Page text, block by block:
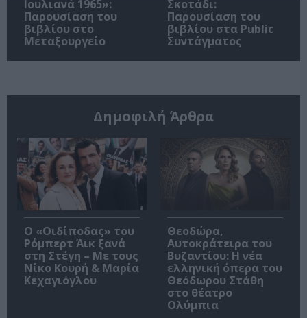
Ιουλιανά 1965»:
Παρουσίαση του
βιβλίου στο
Μεταξουργείο
Σκοτάδι:
Παρουσίαση του
βιβλίου στα Public
Συντάγματος
Δημοφιλή Άρθρα
O «Οιδίποδας» του
Ρόμπερτ Άικ ξανά
στη Στέγη – Με τους
Νίκο Κουρή & Μαρία
Κεχαγιόγλου
Θεοδώρα,
Αυτοκράτειρα του
Βυζαντίου: Η νέα
ελληνική όπερα του
Θεόδωρου Στάθη
στο θέατρο
Ολύμπια